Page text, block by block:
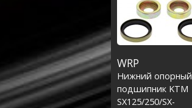
WRP
Нижний опорный
подшипник KTM
SX125/250/SX-